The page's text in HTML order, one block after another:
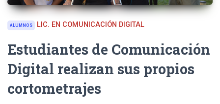
ALUMNOS LIC. EN COMUNICACIÓN DIGITAL
Estudiantes de Comunicación
Digital realizan sus propios
cortometrajes